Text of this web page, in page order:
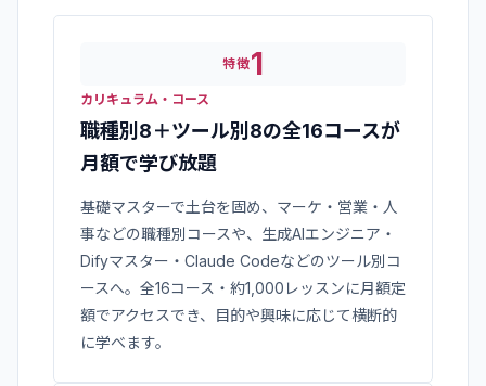
特徴1
カリキュラム・コース
職種別8＋ツール別8の全16コースが
月額で学び放題
基礎マスターで土台を固め、マーケ・営業・人
事などの職種別コースや、生成AIエンジニア・
Difyマスター・Claude Codeなどのツール別コ
ースへ。全16コース・約1,000レッスンに月額定
額でアクセスでき、目的や興味に応じて横断的
に学べます。